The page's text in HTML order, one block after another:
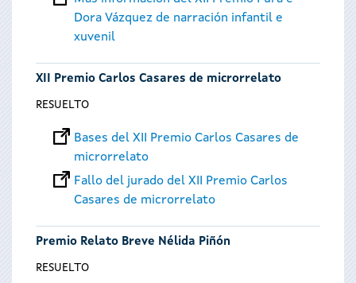
Dora Vázquez de narración infantil e
xuvenil
XII Premio Carlos Casares de microrrelato
RESUELTO
Bases del XII Premio Carlos Casares de
microrrelato
Fallo del jurado del XII Premio Carlos
Casares de microrrelato
Premio Relato Breve Nélida Piñón
RESUELTO